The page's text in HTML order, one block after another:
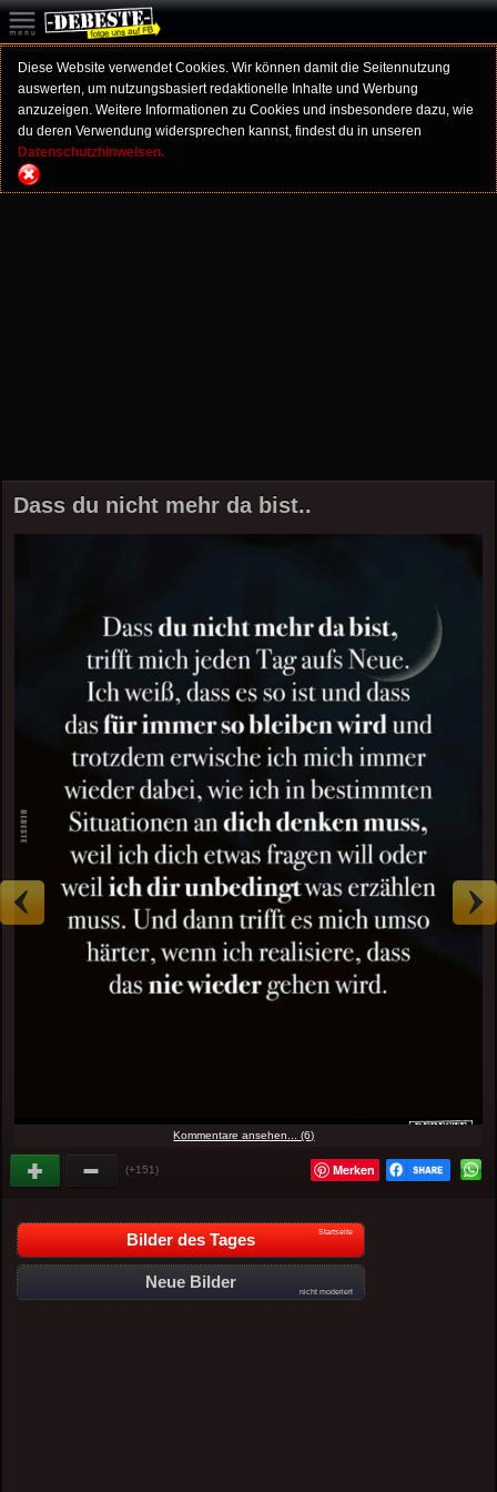
Diese Website verwendet Cookies. Wir können damit die Seitennutzung
auswerten, um nutzungsbasiert redaktionelle Inhalte und Werbung
anzuzeigen. Weitere Informationen zu Cookies und insbesondere dazu, wie
du deren Verwendung widersprechen kannst, findest du in unseren
Datenschutzhinweisen.
Dass du nicht mehr da bist..
Kommentare ansehen... (6)
(+151) Merken
Bilder des Tages Startseite
Neue Bilder
nicht moderiert